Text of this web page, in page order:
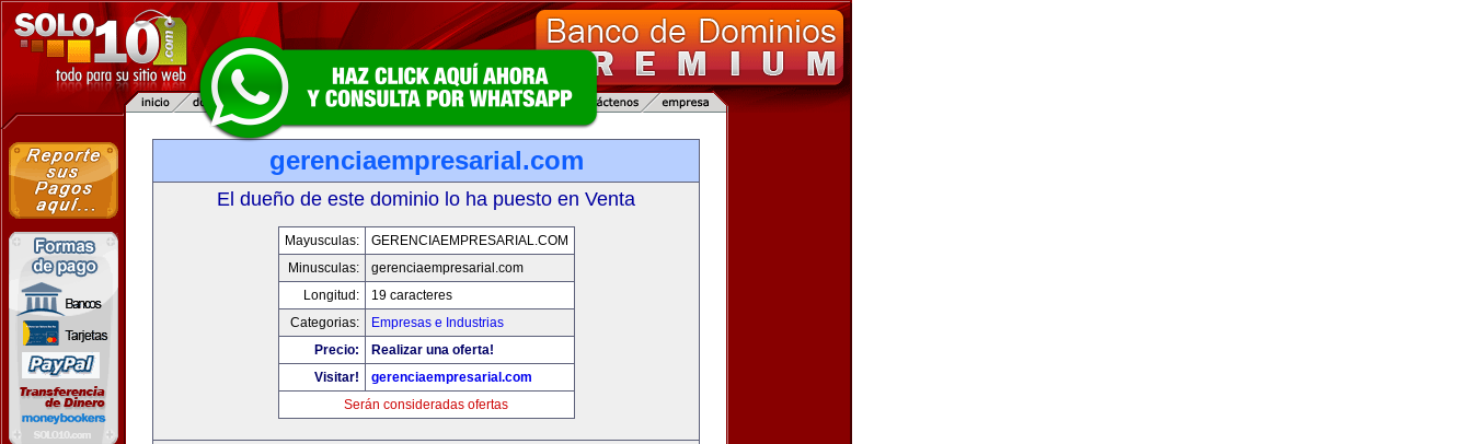
gerenciaempresarial.com
El dueño de este dominio lo ha puesto en Venta
Mayusculas:
GERENCIAEMPRESARIAL.COM
Minusculas:
gerenciaempresarial.com
Longitud:
19 caracteres
Categorias:
Empresas e Industrias
Precio:
Realizar una oferta!
Visitar!
gerenciaempresarial.com
Serán consideradas ofertas